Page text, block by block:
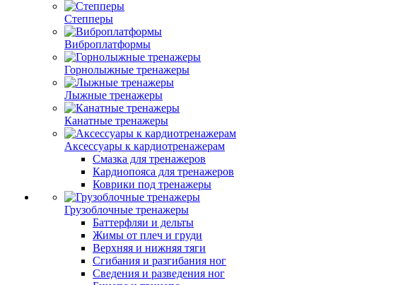
Степперы
Виброплатформы
Горнолыжные тренажеры
Лыжные тренажеры
Канатные тренажеры
Аксессуары к кардиотренажерам
Смазка для тренажеров
Кардиопояса для тренажеров
Коврики под тренажеры
Грузоблочные тренажеры
Баттерфляи и дельты
Жимы от плеч и груди
Верхняя и нижняя тяги
Сгибания и разгибания ног
Сведения и разведения ног